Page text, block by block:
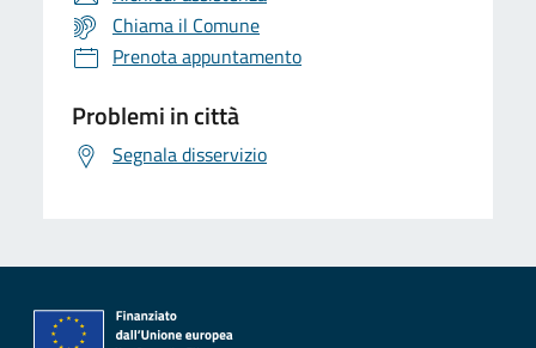
Chiama il Comune
Prenota appuntamento
Problemi in città
Segnala disservizio